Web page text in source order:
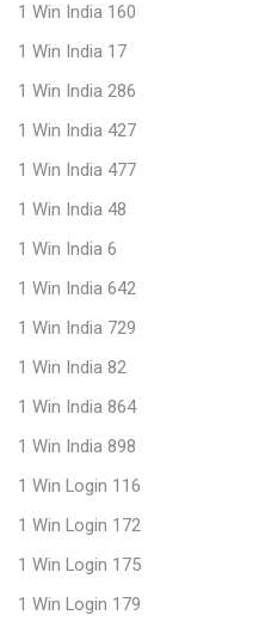
1 Win India 160
1 Win India 17
1 Win India 286
1 Win India 427
1 Win India 477
1 Win India 48
1 Win India 6
1 Win India 642
1 Win India 729
1 Win India 82
1 Win India 864
1 Win India 898
1 Win Login 116
1 Win Login 172
1 Win Login 175
1 Win Login 179